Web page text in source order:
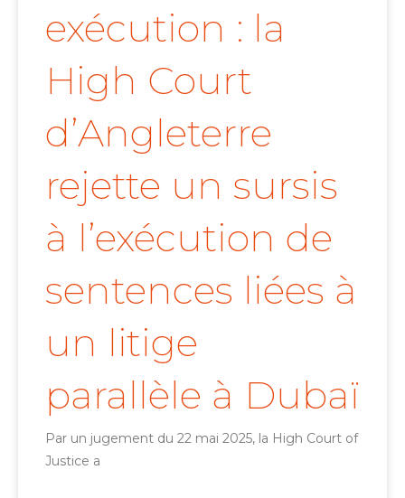
exécution : la
High Court
d’Angleterre
rejette un sursis
à l’exécution de
sentences liées à
un litige
parallèle à Dubaï
Par un jugement du 22 mai 2025, la High Court of
Justice a